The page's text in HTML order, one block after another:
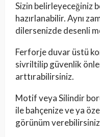
Sizin belirleyeceğiniz
hazırlanabilir. Aynı
dilersenizde desenli
Ferforje duvar üstü
sivriltilip güvenlik
arttırabilirsiniz.
Motif veya Silindir
ile bahçenize ve ya
görünüm